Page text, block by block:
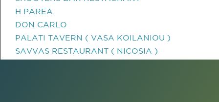
H PAREA
DON CARLO
PALATI TAVERN ( VASA KOILANIOU )
SAVVAS RESTAURANT ( NICOSIA )